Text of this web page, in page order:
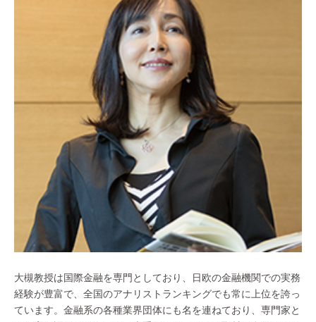
大槻教授は国際金融を専門としており、日欧の金融機関での実務
経験が豊富で、全国のアナリストランキングでも常に上位を誇っ
ています。金融系の各種業界団体にも名を連ねており、専門家と